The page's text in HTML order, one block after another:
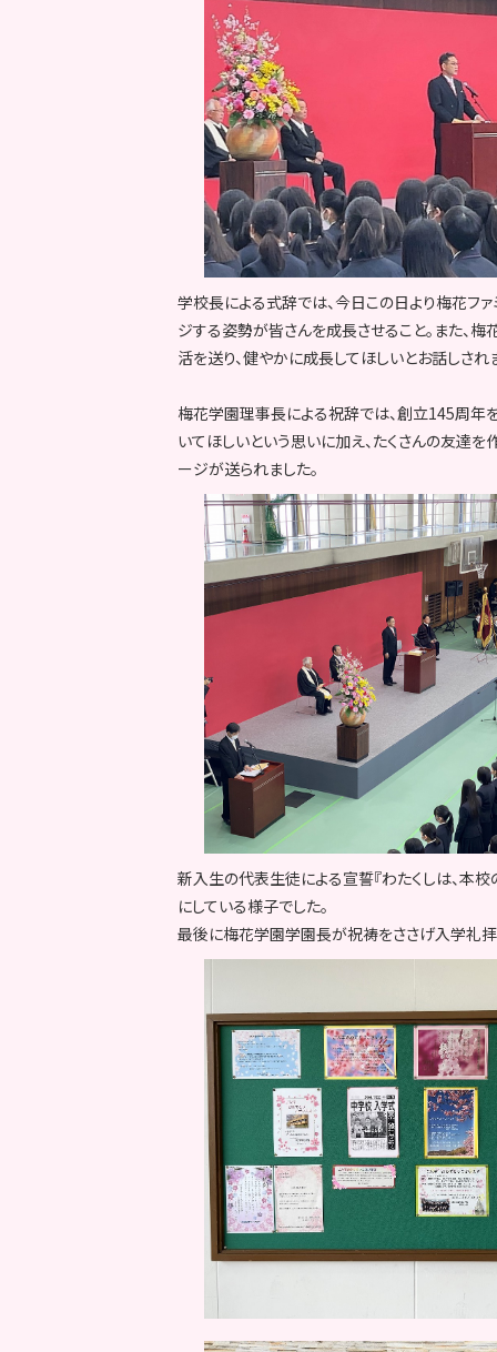
学校長による式辞では、今日この日より梅花フ
ジする姿勢が皆さんを成長させること。また、
活を送り、健やかに成長してほしいとお話しされ
梅花学園理事長による祝辞では、創立145周年
いてほしいという思いに加え、たくさんの友達
ージが送られました。
新入生の代表生徒による宣誓『わたくしは、本
にしている様子でした。
最後に梅花学園学園長が祝祷をささげ入学礼拝